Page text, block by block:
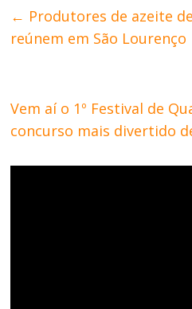
← Produtores de azeite
reúnem em São Lourenço
Vem aí o 1º Festival de
concurso mais divertido